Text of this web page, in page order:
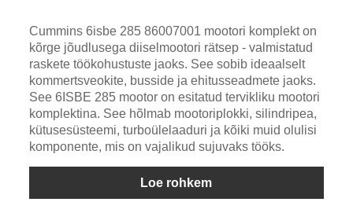
Cummins 6isbe 285 86007001 mootori komplekt on
kõrge jõudlusega diiselmootori rätsep - valmistatud
raskete töökohustuste jaoks. See sobib ideaalselt
kommertsveokite, busside ja ehitusseadmete jaoks.
See 6ISBE 285 mootor on esitatud tervikliku mootori
komplektina. See hõlmab mootoriplokki, silindripea,
kütusesüsteemi, turboülelaaduri ja kõiki muid olulisi
komponente, mis on vajalikud sujuvaks tööks.
Loe rohkem